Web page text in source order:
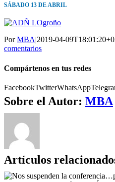
SÁBADO 13 DE ABRIL
PorMBA|2019-04-
comentarios
Compártenos en tus redes
FacebookTwitterWhatsApp
Sobre el Autor: MBA
Artículos